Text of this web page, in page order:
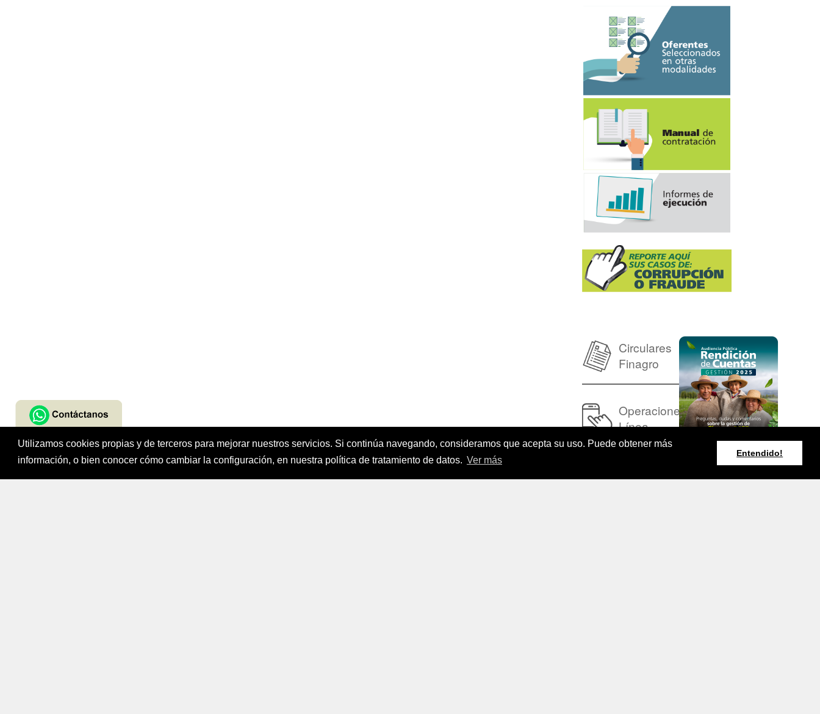
Utilizamos cookies propias y de terceros para mejorar nuestros servicios. Si continúa navegando, consideramos que acepta su uso. Puede obtener más
información, o bien conocer cómo cambiar la configuración, en nuestra política de tratamiento de datos. Ver más
Entendido!
Circulares
Finagro
Operaciones en
Línea
Fondo para el Financiamiento del Sector AgropecuarioFINAGRO.